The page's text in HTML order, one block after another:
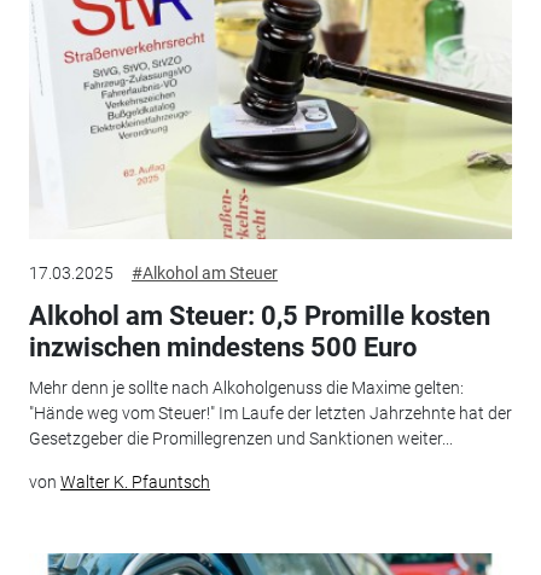
17.03.2025 #Alkohol am Steuer
Alkohol am Steuer: 0,5 Promille kosten
inzwischen mindestens 500 Euro
Mehr denn je sollte nach Alkoholgenuss die Maxime gelten:
"Hände weg vom Steuer!" Im Laufe der letzten Jahrzehnte hat der
Gesetzgeber die Promillegrenzen und Sanktionen weiter...
von Walter K. Pfauntsch